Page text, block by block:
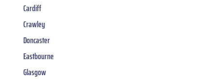
Cardiff
Crawley
Doncaster
Eastbourne
Glasgow